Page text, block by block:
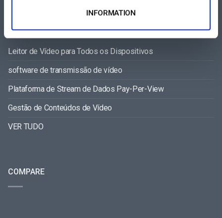
INFORMATION
Leitor de Vídeo para Todos os Dispositivos
software de transmissão de vídeo
Plataforma de Stream de Dados Pay-Per-View
Gestão de Conteúdos de Vídeo
VER TUDO
COMPARE